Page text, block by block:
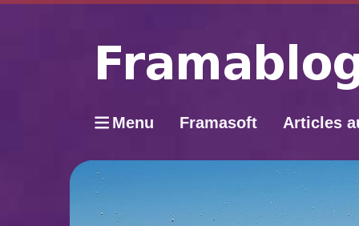
Menu Framasoft Articles